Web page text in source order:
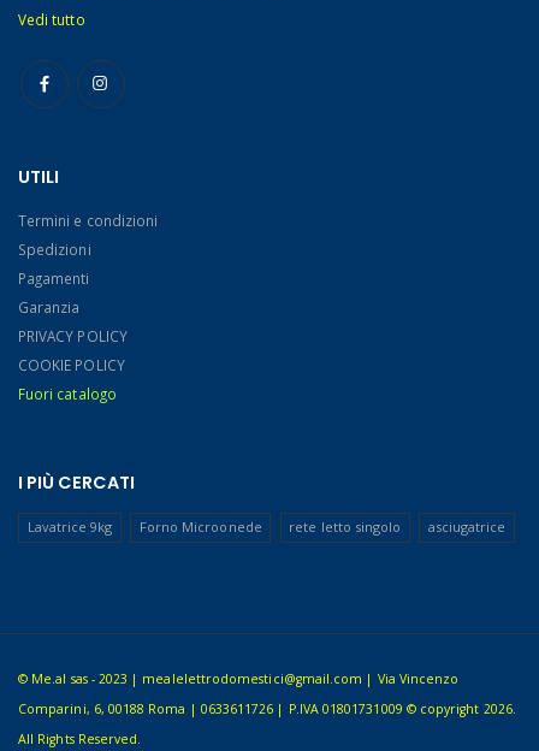
Vedi tutto
UTILI
Termini e condizioni
Spedizioni
Pagamenti
Garanzia
PRIVACY POLICY
COOKIE POLICY
Fuori catalogo
I PIÙ CERCATI
Lavatrice 9kg Forno Microonede rete letto singolo asciugatrice
© Me.al sas - 2023 | mealelettrodomestici@gmail.com | Via Vincenzo
Comparini, 6, 00188 Roma | 0633611726 | P.IVA 01801731009 © copyright 2026.
All Rights Reserved.